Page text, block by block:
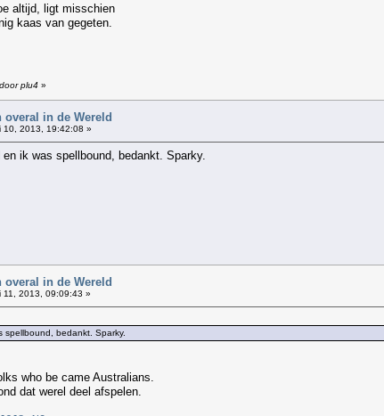
altijd, ligt misschien
kaas van gegeten.
plu4 »
overal in de Wereld
10, 2013, 19:42:08 »
ik was spellbound, bedankt. Sparky.
overal in de Wereld
11, 2013, 09:09:43 »
spellbound, bedankt. Sparky.
who be came Australians.
dat werel deel afspelen.